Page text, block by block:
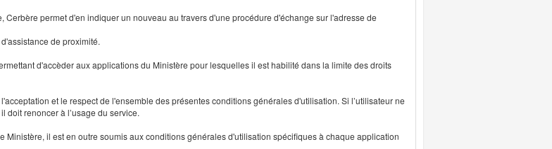
Cerbère permet d'en indiquer un nouveau au travers d'une procédure d'échange sur l'adresse de
de proximité.
d'accèder aux applications du Ministère pour lesquelles il est habilité dans la limite des droits
et le respect de l'ensemble des présentes conditions générales d'utilisation. Si l’utilisateur ne
doit renoncer à l’usage du service.
Ministère, il est en outre soumis aux conditions générales d'utilisation spécifiques à chaque application